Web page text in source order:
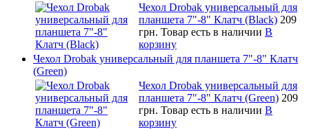
Чехол Drobak универсальный для
планшета 7"-8" Клатч (Black) 209
грн. Товар есть в наличии В
корзину
Чехол Drobak универсальный для планшета 7"-8" Клатч
(Green)
Чехол Drobak универсальный для
планшета 7"-8" Клатч (Green) 209
грн. Товар есть в наличии В
корзину